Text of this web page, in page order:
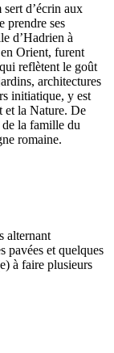
d’écrin aux
prendre ses
d’Hadrien à
Orient, furent
reflètent le goût
architectures
initiatique, y est
et la Nature. De
la famille du
romaine.
alternant
pavées et quelques
à faire plusieurs